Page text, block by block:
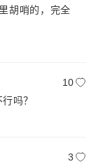
胡哨的，完全
10
吗？
3